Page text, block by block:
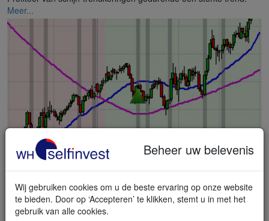
Meer...
Hammer Blast
Markten die in de startblokken staan voor een rebound – Stefan
Salomon. Eenstrategiemet dit signaal.
Beheer uw belevenis
Wij gebruiken cookies om u de beste ervaring op onze website
te bieden. Door op ‘Accepteren’ te klikken, stemt u in met het
gebruik van alle cookies.